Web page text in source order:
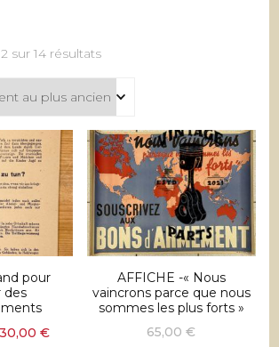
sur 14 résultatsTrié
plus
récent
au
plus
ancien
pour
des
30,00 €
AFFICHE -« Nous
vaincrons parce que nous
sommes les plus forts »
65,00€